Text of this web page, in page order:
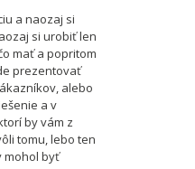
a naozaj si
si urobiť len
mať a popritom
prezentovať
alebo
a v
by vám z
tomu, lebo ten
mohol byť